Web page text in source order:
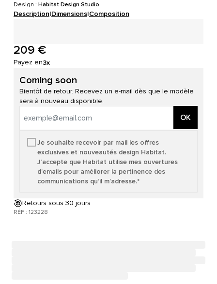
Design : Habitat Design Studio
Description|Dimensions|Composition
209 €
Payez en3x
Coming soon
Bientôt de retour. Recevez un e-mail dès que le modèle
sera à nouveau disponible.
OK
Je souhaite recevoir par mail les offres
exclusives et nouveautés design Habitat.
J’accepte que Habitat utilise mes ouvertures
d’emails pour améliorer la pertinence des
communications qu’il m’adresse.*
Retours sous 30 jours
RÉF : 123228